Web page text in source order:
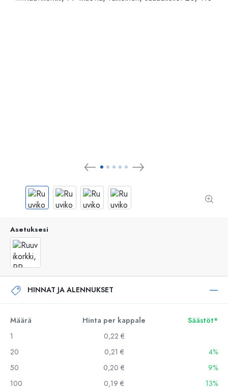
Asetuksesi
HINNAT JA ALENNUKSET
Määrä Hinta per kappale
Säästöt*
1
0,22 €
20
0,21 €
4%
50
0,20 €
9%
100
0,19 €
13%